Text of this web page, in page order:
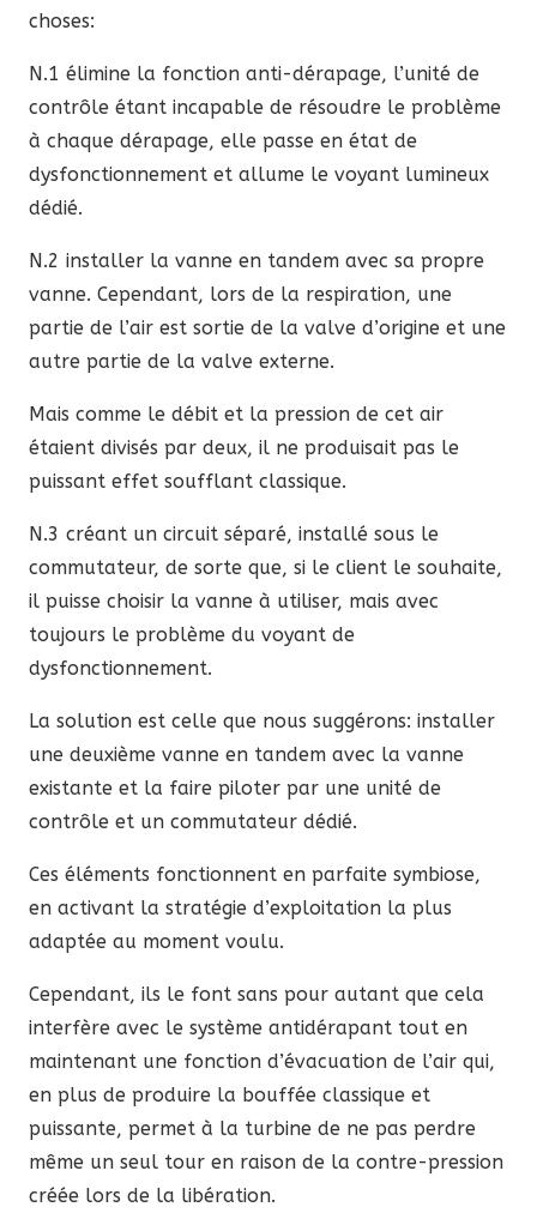
choses:
N.1 élimine la fonction anti-dérapage, l’unité de
contrôle étant incapable de résoudre le problème
à chaque dérapage, elle passe en état de
dysfonctionnement et allume le voyant lumineux
dédié.
N.2 installer la vanne en tandem avec sa propre
vanne. Cependant, lors de la respiration, une
partie de l’air est sortie de la valve d’origine et une
autre partie de la valve externe.
Mais comme le débit et la pression de cet air
étaient divisés par deux, il ne produisait pas le
puissant effet soufflant classique.
N.3 créant un circuit séparé, installé sous le
commutateur, de sorte que, si le client le souhaite,
il puisse choisir la vanne à utiliser, mais avec
toujours le problème du voyant de
dysfonctionnement.
La solution est celle que nous suggérons: installer
une deuxième vanne en tandem avec la vanne
existante et la faire piloter par une unité de
contrôle et un commutateur dédié.
Ces éléments fonctionnent en parfaite symbiose,
en activant la stratégie d’exploitation la plus
adaptée au moment voulu.
Cependant, ils le font sans pour autant que cela
interfère avec le système antidérapant tout en
maintenant une fonction d’évacuation de l’air qui,
en plus de produire la bouffée classique et
puissante, permet à la turbine de ne pas perdre
même un seul tour en raison de la contre-pression
créée lors de la libération.